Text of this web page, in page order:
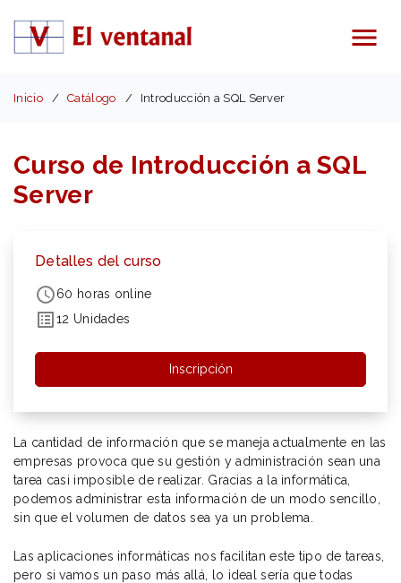
Menú
Inicio Catálogo Introducción a SQL Server
Curso de Introducción a SQL
Server
Detalles del curso
60 horas online
12 Unidades
Inscripción
La cantidad de información que se maneja actualmente en las
empresas provoca que su gestión y administración sean una
tarea casi imposible de realizar. Gracias a la informática,
podemos administrar esta información de un modo sencillo,
sin que el volumen de datos sea ya un problema.
Las aplicaciones informáticas nos facilitan este tipo de tareas,
pero si vamos un paso más allá, lo ideal sería que todas